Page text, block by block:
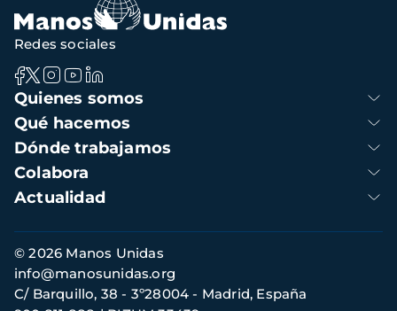
Navegación
principal
Quienes somos
Qué hacemos
Dónde trabajamos
Colabora
Actualidad
Redes sociales
Información
de
contacto
© 2026 Manos Unidas
C/ Barquillo, 38 - 3º28004 - Madrid, España
info@manosunidas.org